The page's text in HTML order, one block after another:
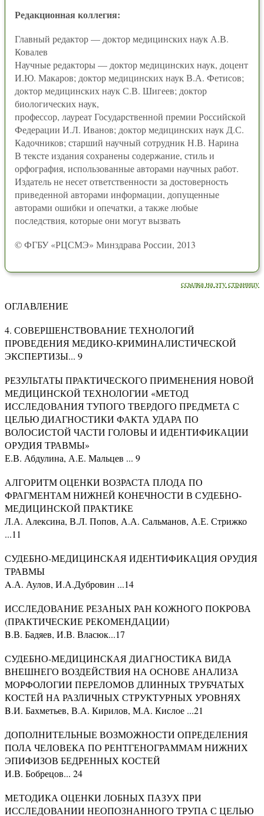
Редакционная коллегия:
Главный редактор — доктор медицинских наук А.В.
Ковалев
Научные редакторы — доктор медицинских наук, доцент
И.Ю. Макаров; доктор медицинских наук В.А. Фетисов;
доктор медицинских наук С.В. Шигеев; доктор
биологических наук,
профессор, лауреат Государственной премии Российской
Федерации И.Л. Иванов; доктор медицинских наук Д.С.
Кадочников; старший научный сотрудник Н.В. Нарина
В тексте издания сохранены содержание, стиль и
орфография, использованные авторами научных работ.
Издатель не несет ответственности за достоверность
приведенной авторами информации, допущенные
авторами ошибки и опечатки, а также любые
последствия, которые они могут вызвать
© ФГБУ «РЦСМЭ» Минздрава России, 2013
ссылка на эту страницу
ОГЛАВЛЕНИЕ
4. СОВЕРШЕНСТВОВАНИЕ ТЕХНОЛОГИЙ
ПРОВЕДЕНИЯ МЕДИКО-КРИМИНАЛИСТИЧЕСКОЙ
ЭКСПЕРТИЗЫ... 9
РЕЗУЛЬТАТЫ ПРАКТИЧЕСКОГО ПРИМЕНЕНИЯ НОВОЙ
МЕДИЦИНСКОЙ ТЕХНОЛОГИИ «МЕТОД
ИССЛЕДОВАНИЯ ТУПОГО ТВЕРДОГО ПРЕДМЕТА С
ЦЕЛЬЮ ДИАГНОСТИКИ ФАКТА УДАРА ПО
ВОЛОСИСТОЙ ЧАСТИ ГОЛОВЫ И ИДЕНТИФИКАЦИИ
ОРУДИЯ ТРАВМЫ»
Е.В. Абдулина, А.Е. Мальцев ... 9
АЛГОРИТМ ОЦЕНКИ ВОЗРАСТА ПЛОДА ПО
ФРАГМЕНТАМ НИЖНЕЙ КОНЕЧНОСТИ В СУДЕБНО-
МЕДИЦИНСКОЙ ПРАКТИКЕ
Л.А. Алексина, В.Л. Попов, А.А. Сальманов, А.Е. Стрижко
...11
СУДЕБНО-МЕДИЦИНСКАЯ ИДЕНТИФИКАЦИЯ ОРУДИЯ
ТРАВМЫ
A.А. Аулов, И.А.Дубровин ...14
ИССЛЕДОВАНИЕ РЕЗАНЫХ РАН КОЖНОГО ПОКРОВА
(ПРАКТИЧЕСКИЕ РЕКОМЕНДАЦИИ)
B.В. Бадяев, И.В. Власюк...17
СУДЕБНО-МЕДИЦИНСКАЯ ДИАГНОСТИКА ВИДА
ВНЕШНЕГО ВОЗДЕЙСТВИЯ НА ОСНОВЕ АНАЛИЗА
МОРФОЛОГИИ ПЕРЕЛОМОВ ДЛИННЫХ ТРУБЧАТЫХ
КОСТЕЙ НА РАЗЛИЧНЫХ СТРУКТУРНЫХ УРОВНЯХ
B.И. Бахметьев, В.А. Кирилов, М.А. Кислое ...21
ДОПОЛНИТЕЛЬНЫЕ ВОЗМОЖНОСТИ ОПРЕДЕЛЕНИЯ
ПОЛА ЧЕЛОВЕКА ПО РЕНТГЕНОГРАММАМ НИЖНИХ
ЭПИФИЗОВ БЕДРЕННЫХ КОСТЕЙ
И.В. Бобрецов... 24
МЕТОДИКА ОЦЕНКИ ЛОБНЫХ ПАЗУХ ПРИ
ИССЛЕДОВАНИИ НЕОПОЗНАННОГО ТРУПА С ЦЕЛЬЮ